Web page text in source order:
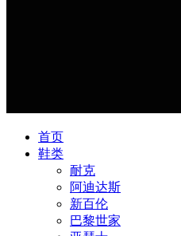
首页
鞋类
耐克
阿迪达斯
新百伦
巴黎世家